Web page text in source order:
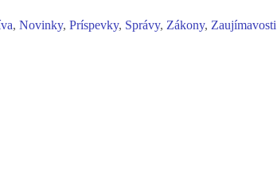
,Novinky,Príspevky, Správy,Zákony,Zaujímavosti